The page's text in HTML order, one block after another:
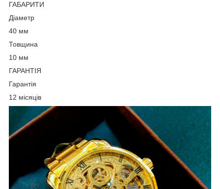
ГАБАРИТИ
Діаметр
40 мм
Товщина
10 мм
ГАРАНТІЯ
Гарантія
12 місяців